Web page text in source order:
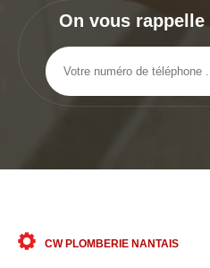
On vous rappelle
CW PLOMBERIE NANTAIS